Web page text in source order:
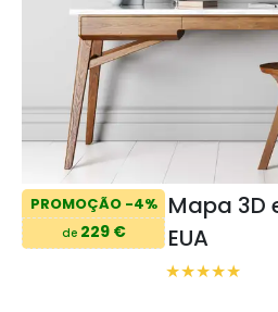
PROMOÇÃO -4%
de229 €
Mapa 3D
EUA